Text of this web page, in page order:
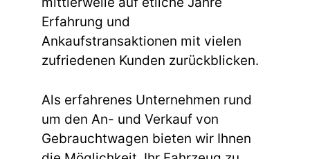
Erfahrung und
Ankaufstransaktionen mit vielen
zufriedenen Kunden zurückblicken.
Als erfahrenes Unternehmen rund
um den An- und Verkauf von
Gebrauchtwagen bieten wir Ihnen